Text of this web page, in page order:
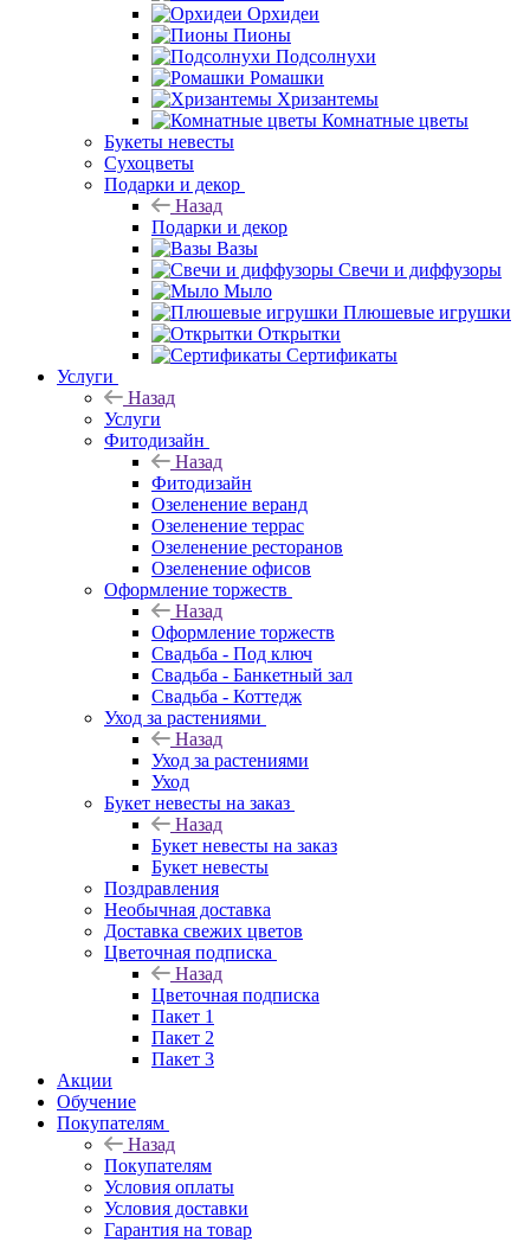
Орхидеи
Пионы
Подсолнухи
Ромашки
Хризантемы
Комнатные цветы
Букеты невесты
Сухоцветы
Подарки и декор
Назад
Подарки и декор
Вазы
Свечи и диффузоры
Мыло
Плюшевые игрушки
Открытки
Сертификаты
Услуги
Назад
Услуги
Фитодизайн
Назад
Фитодизайн
Озеленение веранд
Озеленение террас
Озеленение ресторанов
Озеленение офисов
Оформление торжеств
Назад
Оформление торжеств
Свадьба - Под ключ
Свадьба - Банкетный зал
Свадьба - Коттедж
Уход за растениями
Назад
Уход за растениями
Уход
Букет невесты на заказ
Назад
Букет невесты на заказ
Букет невесты
Поздравления
Необычная доставка
Доставка свежих цветов
Цветочная подписка
Назад
Цветочная подписка
Пакет 1
Пакет 2
Пакет 3
Акции
Обучение
Покупателям
Назад
Покупателям
Условия оплаты
Условия доставки
Гарантия на товар